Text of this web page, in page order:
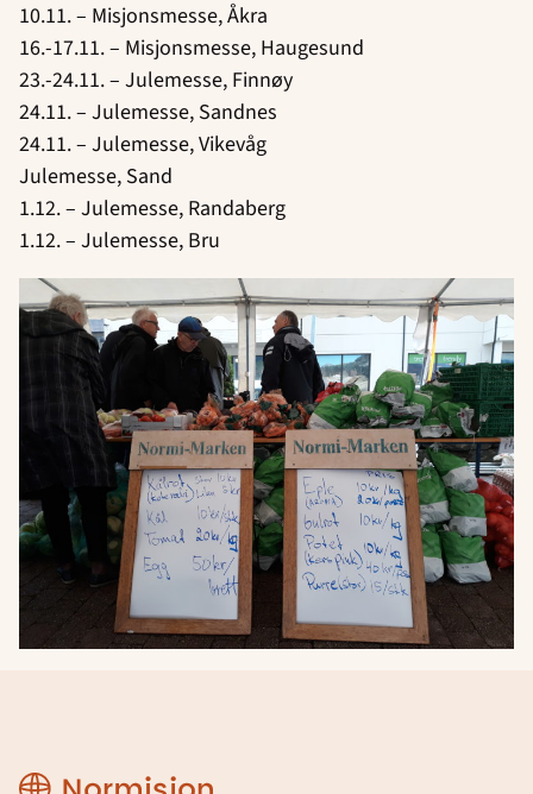
10.11. – Misjonsmesse, Åkra
16.-17.11. – Misjonsmesse, Haugesund
23.-24.11. – Julemesse, Finnøy
24.11. – Julemesse, Sandnes
24.11. – Julemesse, Vikevåg
Julemesse, Sand
1.12. – Julemesse, Randaberg
1.12. – Julemesse, Bru
Region